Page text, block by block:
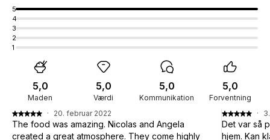
5
4
3
2
1
Maden
5,0
Værdi
5,0
Kommunikation
5,0
Forventning
5,0
· 20. februar 2022
The food was amazing. Nicolas and Angela
created a great atmosphere. They come highly
·
Det var så
hjem. Kan